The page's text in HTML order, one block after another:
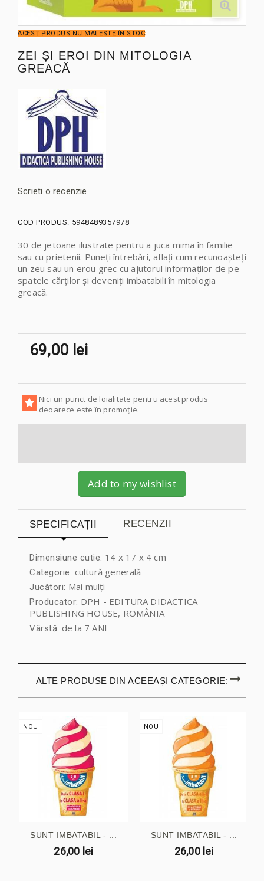
ACEST PRODUS NU MAI ESTE ÎN STOC
ZEI ȘI EROI DIN MITOLOGIA
GREACĂ
Scrieti o recenzie
COD PRODUS: 5948489357978
30 de jetoane ilustrate pentru a juca mima în familie
sau cu prietenii. Puneți întrebări, aflați cum recunoașteți
un zeu sau un erou grec cu ajutorul informaților de pe
spatele cărților și deveniți imbatabili în mitologia
greacă.
69,00 lei
Nici un punct de loialitate pentru acest produs
deoarece este în promoție.
Add to my wishlist
SPECIFICAȚII RECENZII
Dimensiune cutie: 14 x 17 x 4 cm
Categorie: cultură generală
Jucători: Mai mulți
Producator: DPH - EDITURA DIDACTICA
PUBLISHING HOUSE, ROMÂNIA
Vârstă: de la 7 ANI
ALTE PRODUSE DIN ACEEAȘI CATEGORIE:
NOU
SUNT IMBATABIL - ...
26,00 lei
NOU
SUNT IMBATABIL - ...
26,00 lei